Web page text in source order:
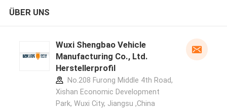
ÜBER UNS
Wuxi Shengbao Vehicle
Manufacturing Co., Ltd.
Herstellerprofil
No.208 Furong Middle 4th Road,
Xishan Economic Development
Park, Wuxi City, Jiangsu ,China